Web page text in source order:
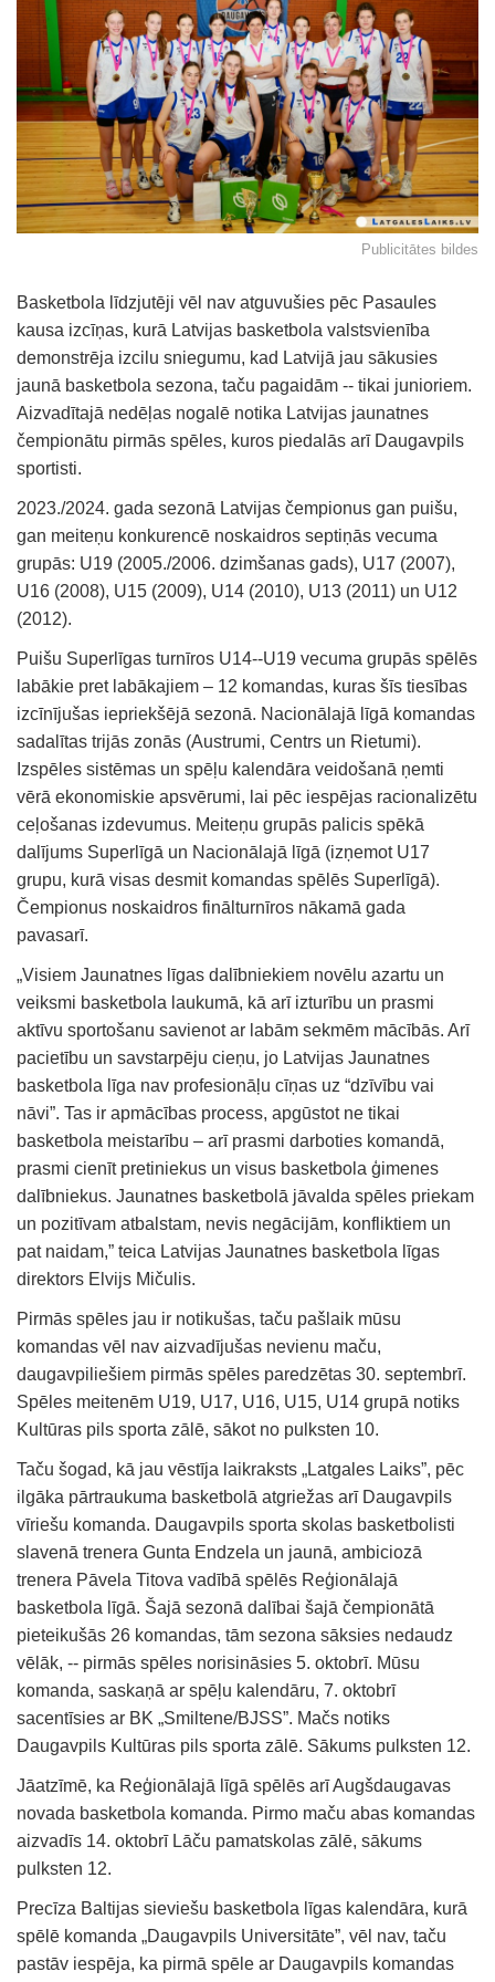
Publicitātes bildes
Basketbola līdzjutēji vēl nav atguvušies pēc Pasaules
kausa izcīņas, kurā Latvijas basketbola valstsvienība
demonstrēja izcilu sniegumu, kad Latvijā jau sākusies
jaunā basketbola sezona, taču pagaidām -- tikai junioriem.
Aizvadītajā nedēļas nogalē notika Latvijas jaunatnes
čempionātu pirmās spēles, kuros piedalās arī Daugavpils
sportisti.
2023./2024. gada sezonā Latvijas čempionus gan puišu,
gan meiteņu konkurencē noskaidros septiņās vecuma
grupās: U19 (2005./2006. dzimšanas gads), U17 (2007),
U16 (2008), U15 (2009), U14 (2010), U13 (2011) un U12
(2012).
Puišu Superlīgas turnīros U14--U19 vecuma grupās spēlēs
labākie pret labākajiem – 12 komandas, kuras šīs tiesības
izcīnījušas iepriekšējā sezonā. Nacionālajā līgā komandas
sadalītas trijās zonās (Austrumi, Centrs un Rietumi).
Izspēles sistēmas un spēļu kalendāra veidošanā ņemti
vērā ekonomiskie apsvērumi, lai pēc iespējas racionalizētu
ceļošanas izdevumus. Meiteņu grupās palicis spēkā
dalījums Superlīgā un Nacionālajā līgā (izņemot U17
grupu, kurā visas desmit komandas spēlēs Superlīgā).
Čempionus noskaidros finālturnīros nākamā gada
pavasarī.
„Visiem Jaunatnes līgas dalībniekiem novēlu azartu un
veiksmi basketbola laukumā, kā arī izturību un prasmi
aktīvu sportošanu savienot ar labām sekmēm mācībās. Arī
pacietību un savstarpēju cieņu, jo Latvijas Jaunatnes
basketbola līga nav profesionāļu cīņas uz “dzīvību vai
nāvi”. Tas ir apmācības process, apgūstot ne tikai
basketbola meistarību – arī prasmi darboties komandā,
prasmi cienīt pretiniekus un visus basketbola ģimenes
dalībniekus. Jaunatnes basketbolā jāvalda spēles priekam
un pozitīvam atbalstam, nevis negācijām, konfliktiem un
pat naidam,” teica Latvijas Jaunatnes basketbola līgas
direktors Elvijs Mičulis.
Pirmās spēles jau ir notikušas, taču pašlaik mūsu
komandas vēl nav aizvadījušas nevienu maču,
daugavpiliešiem pirmās spēles paredzētas 30. septembrī.
Spēles meitenēm U19, U17, U16, U15, U14 grupā notiks
Kultūras pils sporta zālē, sākot no pulksten 10.
Taču šogad, kā jau vēstīja laikraksts „Latgales Laiks”, pēc
ilgāka pārtraukuma basketbolā atgriežas arī Daugavpils
vīriešu komanda. Daugavpils sporta skolas basketbolisti
slavenā trenera Gunta Endzela un jaunā, ambiciozā
trenera Pāvela Titova vadībā spēlēs Reģionālajā
basketbola līgā. Šajā sezonā dalībai šajā čempionātā
pieteikušās 26 komandas, tām sezona sāksies nedaudz
vēlāk, -- pirmās spēles norisināsies 5. oktobrī. Mūsu
komanda, saskaņā ar spēļu kalendāru, 7. oktobrī
sacentīsies ar BK „Smiltene/BJSS”. Mačs notiks
Daugavpils Kultūras pils sporta zālē. Sākums pulksten 12.
Jāatzīmē, ka Reģionālajā līgā spēlēs arī Augšdaugavas
novada basketbola komanda. Pirmo maču abas komandas
aizvadīs 14. oktobrī Lāču pamatskolas zālē, sākums
pulksten 12.
Precīza Baltijas sieviešu basketbola līgas kalendāra, kurā
spēlē komanda „Daugavpils Universitāte”, vēl nav, taču
pastāv iespēja, ka pirmā spēle ar Daugavpils komandas